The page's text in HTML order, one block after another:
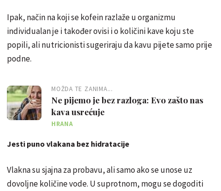
Ipak, način na koji se kofein razlaže u organizmu
individualan je i također ovisi i o količini kave koju ste
popili, ali nutricionisti sugeriraju da kavu pijete samo prije
podne.
MOŽDA TE ZANIMA...
Ne pijemo je bez razloga: Evo zašto nas
kava usrećuje
HRANA
Jesti puno vlakana bez hidratacije
Vlakna su sjajna za probavu, ali samo ako se unose uz
dovoljne količine vode. U suprotnom, mogu se dogoditi